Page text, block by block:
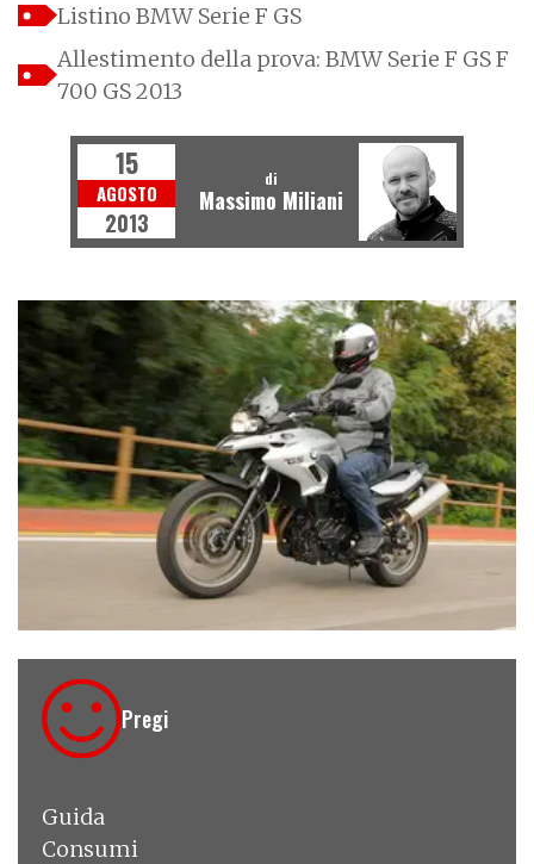
Listino BMW Serie F GS
Allestimento della prova: BMW Serie F GS F
700 GS 2013
15
AGOSTO
2013
di
Massimo Miliani
€ 9.500
Pregi
Guida
Consumi